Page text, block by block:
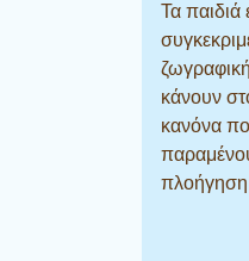
Τα παιδιά
κάνουν
κανόνα